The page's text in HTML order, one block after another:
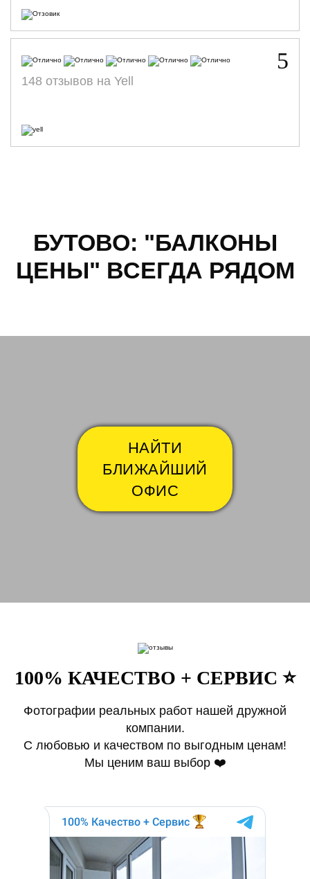
5
148 отзывов на Yell
БУТОВО: "БАЛКОНЫ
ЦЕНЫ" ВСЕГДА РЯДОМ
НАЙТИ
БЛИЖАЙШИЙ
ОФИС
100% КАЧЕСТВО + СЕРВИС ⭐️
Фотографии реальных работ нашей дружной
компании.
С любовью и качеством по выгодным ценам!
Мы ценим ваш выбор ❤️